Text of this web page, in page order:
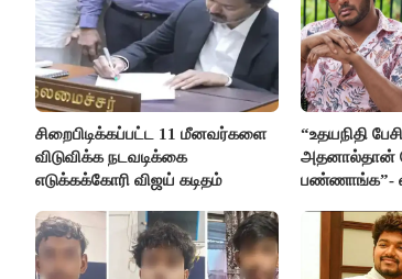
சிறைபிடிக்கப்பட்ட 11 மீனவர்களை
விடுவிக்க நடவடிக்கை
எடுக்கக்கோரி விஜய் கடிதம்
“உதயநிதி
அதனால்தான்
பண்ணாங்க”-